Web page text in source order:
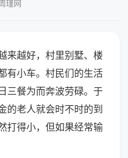
瑾网
来越好，村里别墅、楼
有小车。村民们的生活
三餐为而奔波劳碌。于
的老人就会时不时的到
打得小，但如果经常输